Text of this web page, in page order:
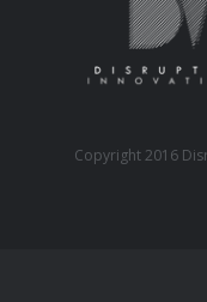
Copyright 2016